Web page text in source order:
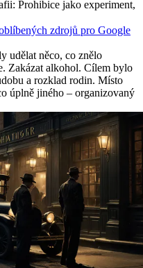
Prohibice jako experiment,
zdrojů pro Google
udělat něco, co znělo
Zakázat alkohol. Cílem bylo
a rozklad rodin. Místo
úplně jiného – organizovaný